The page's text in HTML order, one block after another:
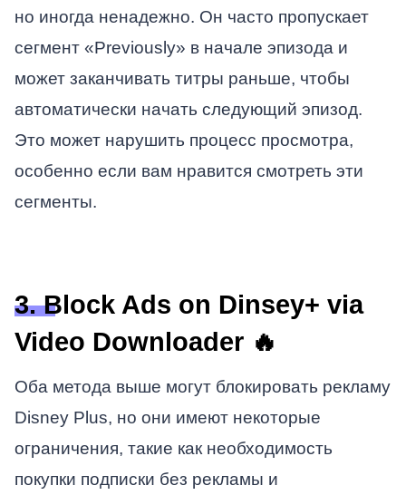
но иногда ненадежно. Он часто пропускает
сегмент «Previously» в начале эпизода и
может заканчивать титры раньше, чтобы
автоматически начать следующий эпизод.
Это может нарушить процесс просмотра,
особенно если вам нравится смотреть эти
сегменты.
3. Block Ads on Dinsey+ via
Video Downloader 🔥
Оба метода выше могут блокировать рекламу
Disney Plus, но они имеют некоторые
ограничения, такие как необходимость
покупки подписки без рекламы и